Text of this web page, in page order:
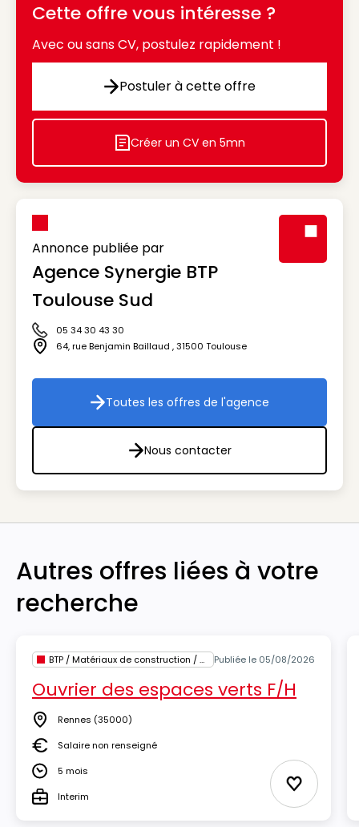
Cette offre vous intéresse ?
Avec ou sans CV, postulez rapidement !
Postuler à cette offre
Postuler à cette offre
Icon decorative
Créer un CV en 5mn
Annonce publiée par
Agence Synergie BTP
Toulouse Sud
Icône téléphone
05 34 30 43 30
Icône adresse
64, rue Benjamin Baillaud ,31500 Toulouse
Toutes les offres de l'agence
Toutes les offres de l'agence
Nous contacter
Nous contacter
Autres offres liées à votre
recherche
BTP / Matériaux de construction / Architecture Publiée le 05/08/2026
Ouvrier des espaces verts F/H
Lieu Rennes (35000)
SalaireSalaire non renseigné
Durée5 mois
TypeInterim Ajouter